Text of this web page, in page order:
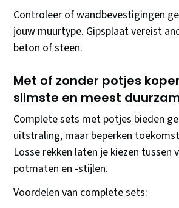
Controleer of wandbevestigingen
jouw muurtype. Gipsplaat vereist
beton of steen.
Met of zonder potjes
slimste en meest
Complete sets met potjes bieden
uitstraling, maar beperken
Losse rekken laten je kiezen tussen
potmaten en -stijlen.
Voordelen van complete sets: